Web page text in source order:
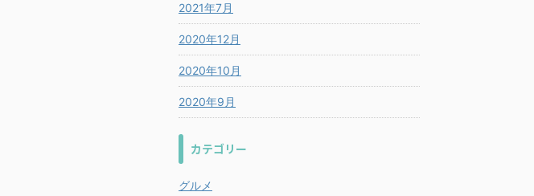
2021年7月
2020年12月
2020年10月
2020年9月
カテゴリー
グルメ